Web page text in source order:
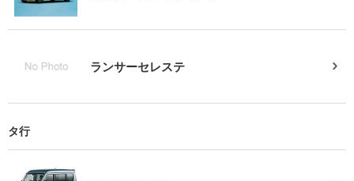
ランサーセレステ
タ行